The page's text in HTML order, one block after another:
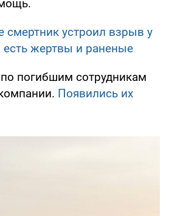
смертник устроил взрыв у
жертвы и раненые
погибшим сотрудникам
Появились их